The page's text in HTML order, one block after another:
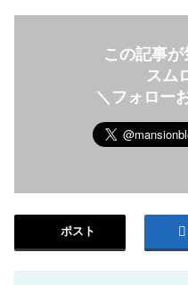
この記事が
スム
＼フォロー
ポスト